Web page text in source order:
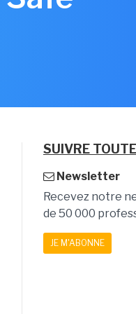
SUIVRE
Newsletter
Recevez notre
de 50 000
JE M'ABONNE